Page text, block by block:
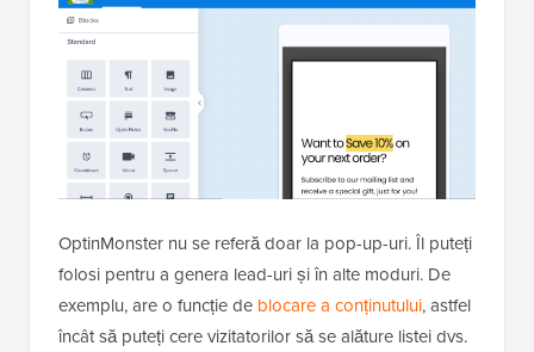
OptinMonster nu se referă doar la pop-up-uri. Îl puteți
folosi pentru a genera lead-uri și în alte moduri. De
exemplu, are o funcție de blocare a conținutului, astfel
încât să puteți cere vizitatorilor să se alăture listei dvs.